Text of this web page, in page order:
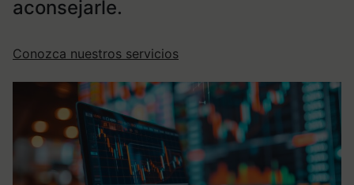
aconsejarle.
Conozca nuestros servicios